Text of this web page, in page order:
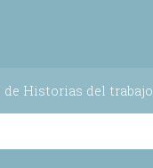
de Historias del trabajo